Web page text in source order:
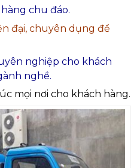
chu đáo.
đại, chuyên dụng để
nghiệp cho khách
nghề.
mọi nơi cho khách hàng.